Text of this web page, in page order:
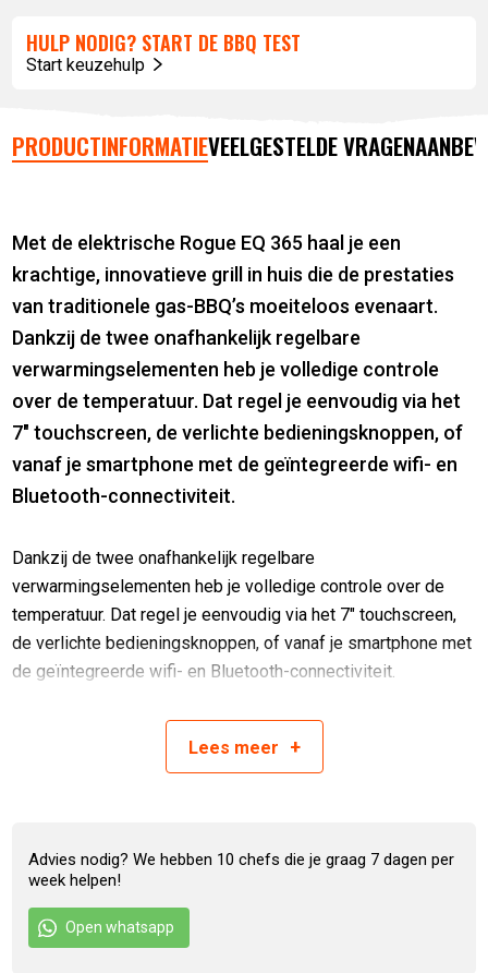
HULP NODIG? START DE BBQ TEST
Start keuzehulp
PRODUCTINFORMATIEVEELGESTELDE VRAGEN
Met de elektrische Rogue EQ 365 haal je een
krachtige, innovatieve grill in huis die de prestaties
van traditionele gas-BBQ’s moeiteloos evenaart.
Dankzij de twee onafhankelijk regelbare
verwarmingselementen heb je volledige controle
over de temperatuur. Dat regel je eenvoudig via het
7″ touchscreen, de verlichte bedieningsknoppen, of
vanaf je smartphone met de geïntegreerde wifi- en
Bluetooth-connectiviteit.
Dankzij de twee onafhankelijk regelbare
verwarmingselementen heb je volledige controle over de
temperatuur. Dat regel je eenvoudig via het 7″ touchscreen,
de verlichte bedieningsknoppen, of vanaf je smartphone met
de geïntegreerde wifi- en Bluetooth-connectiviteit.
Onderhoud is verrassend eenvoudig. De Rogue EQ 365
beschikt over een zelfreinigende modus en een
toegankelijke lekbak, waardoor schoonmaken zo gebeurd is.
low & slow tot stevig gegrild. De duurzame zwarte
poedercoating, een ruime opbergkast en inklapbare
zijplanken maken deze grill zowel stijlvol als functioneel.
Geïntegreerde gereedschapshaken zorgen ervoor dat je
Lees meer +
Advies nodig? We hebben 10 chefs die je graag 7 dagen per
week helpen!
Open whatsapp